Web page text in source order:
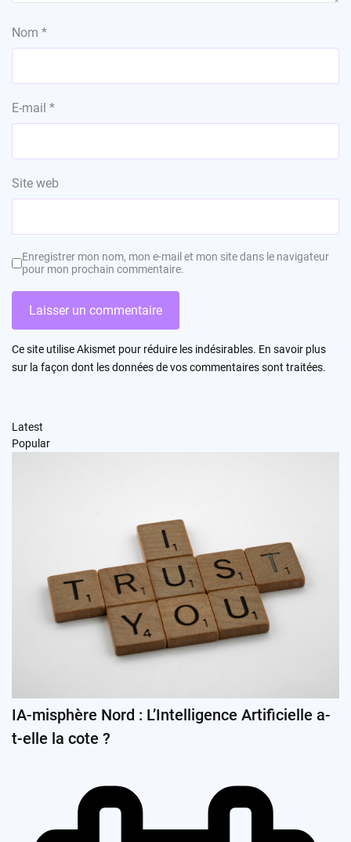
Nom *
E-mail *
Site web
Enregistrer mon nom, mon e-mail et mon site dans le navigateur
pour mon prochain commentaire.
Ce site utilise Akismet pour réduire les indésirables. En savoir plus
sur la façon dont les données de vos commentaires sont traitées.
Latest
Popular
IA-misphère Nord : L’Intelligence Artificielle a-
t-elle la cote ?